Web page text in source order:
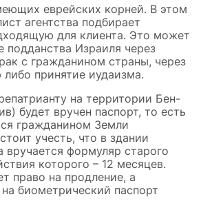
еврейских корней. В этом
агентства подбирает
для клиента. Это может
подданства Израиля через
с гражданином страны, через
либо принятие иудаизма.
на территории Бен-
будет вручен паспорт, то есть
гражданином Земли
учесть, что в здании
вручается формуляр старого
которого – 12 месяцев.
право на продление, а
биометрический паспорт